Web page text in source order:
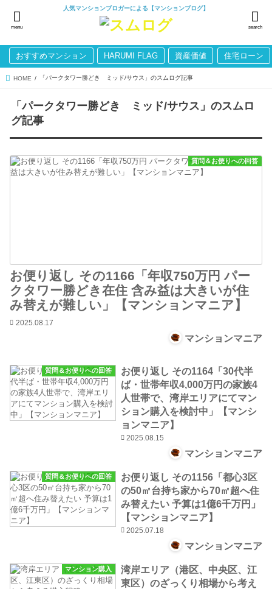
人気マンションブロガーによる【マンションブログ】
search
menu
おすすめマンション HARUMI FLAG 資産価値 住宅ローン
HOME 「パークタワー勝どき ミッド/サウス」のスムログ記事
「パークタワー勝どき ミッド/サウス」のスムロ
グ記事
質問＆お便りへの回答
お便り返し その1166「年収750万円 パー
クタワー勝どき在住 含み益は大きいが住
み替えが難しい」【マンションマニア】
2025.08.17
マンションマニア
質問＆お便りへの回答
お便り返し その1164「30代半
ば・世帯年収4,000万円の家族4
人世帯で、湾岸エリアにてマン
ション購入を検討中」【マンシ
ョンマニア】
2025.08.15
マンションマニア
質問＆お便りへの回答
お便り返し その1156「都心3区
の50㎡台持ち家から70㎡超へ住
み替えたい 予算は1億6千万円」
【マンションマニア】
2025.07.18
マンションマニア
マンション購入
湾岸エリア（港区、中央区、江
東区）のざっくり相場から考え